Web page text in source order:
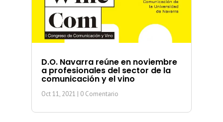
D.O. Navarra reúne en noviembre
a profesionales del sector de la
comunicación y el vino
Oct 11, 2021 | 0 Comentario